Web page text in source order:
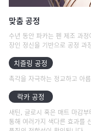
맞춤 공정
수년 동안 파카는 펜 제조 과
장인 정신을 기반으로 공정 과
치즐링 공정
촉각을 자극하는 정교하고 아
락카 공정
새틴, 글로시 혹은 매트 마감
통해 여러가지 색다른 효과를